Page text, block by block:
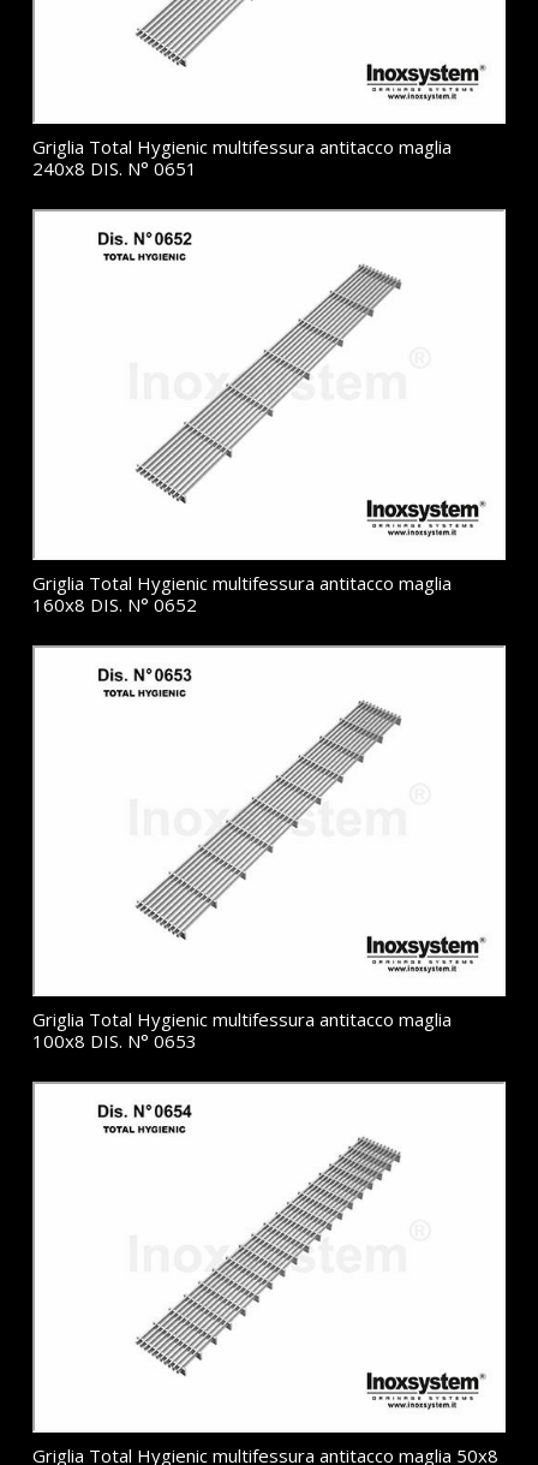
Griglia Total Hygienic multifessura antitacco maglia
240x8 DIS. N° 0651
Griglia Total Hygienic multifessura antitacco maglia
160x8 DIS. N° 0652
Griglia Total Hygienic multifessura antitacco maglia
100x8 DIS. N° 0653
Griglia Total Hygienic multifessura antitacco maglia 50x8